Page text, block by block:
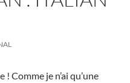
Comme je n’ai qu’une